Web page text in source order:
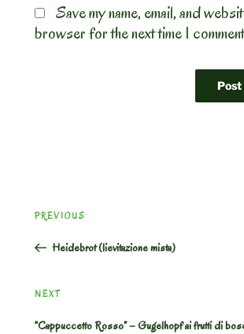
Save my name, email, and
browser for the next time I
navigation
Previous
PREVIOUS
Heidebrot (lievitazione mista)
Next
NEXT
“Cappuccetto Rosso” – Gugelhopf ai frutti di